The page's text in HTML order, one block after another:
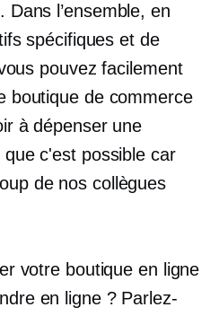
Dans l’ensemble, en
spécifiques et de
pouvez facilement
boutique de commerce
à dépenser une
c'est possible car
de nos collègues
votre boutique en ligne
en ligne ? Parlez-